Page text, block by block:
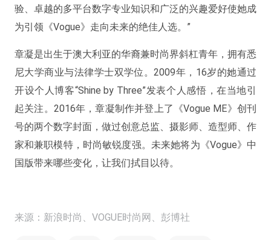
验、卓越的多平台数字专业知识和广泛的兴趣爱好使她成
为引领《Vogue》走向未来的绝佳人选。”
章凝是出生于澳大利亚的华裔兼时尚界斜杠青年，拥有悉
尼大学商业与法律学士双学位。2009年，16岁的她通过
开设个人博客“Shine by Three”发表个人感悟，在当地引
起关注。2016年，章凝制作并登上了《Vogue ME》创刊
号的两个数字封面，做过创意总监、摄影师、造型师、作
家和兼职模特，时尚敏锐度强。未来她将为《Vogue》中
国版带来哪些变化，让我们拭目以待。
来源：新浪时尚、VOGUE时尚网、彭博社